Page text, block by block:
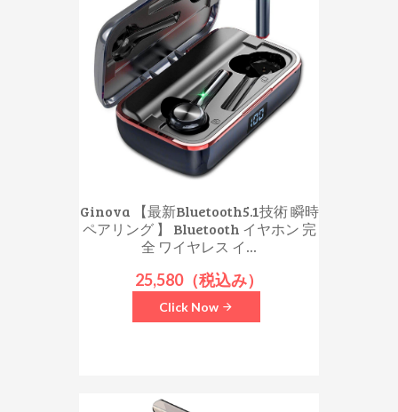
Ginova 【最新Bluetooth5.1技術 瞬時
ペアリング 】 Bluetooth イヤホン 完
全 ワイヤレス イ...
25,580（税込み）
Click Now